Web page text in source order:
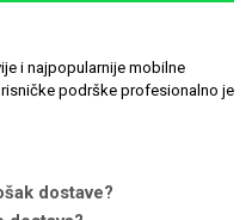
i najpopularnije mobilne
podrške profesionalno je
dostave?